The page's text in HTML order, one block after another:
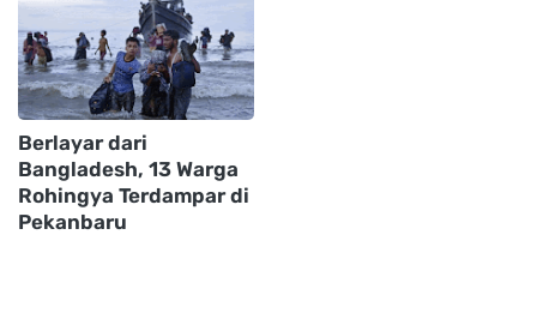
Berlayar dari
Bangladesh, 13 Warga
Rohingya Terdampar di
Pekanbaru